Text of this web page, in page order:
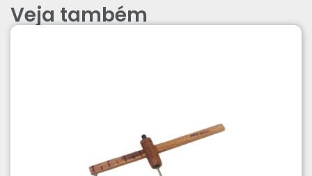
Veja também